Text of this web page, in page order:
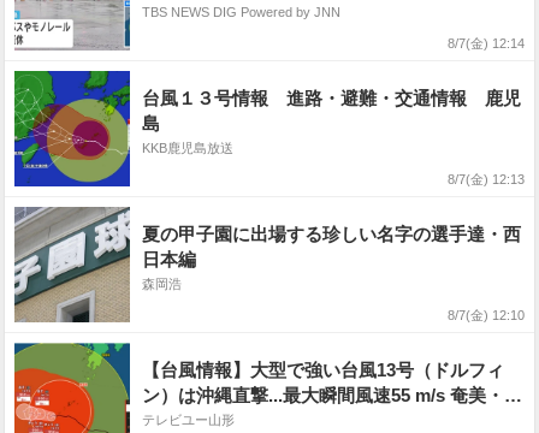
航・路線バスやモノレールが終日運休 8日朝
にかけて線状降水帯が発生するおそれも
TBS NEWS DIG Powered by JNN
8/7(金) 12:14
台風１３号情報 進路・避難・交通情報 鹿児
島
KKB鹿児島放送
8/7(金) 12:13
夏の甲子園に出場する珍しい名字の選手達・西
日本編
森岡浩
8/7(金) 12:10
【台風情報】大型で強い台風13号（ドルフィ
ン）は沖縄直撃...最大瞬間風速55 m/s 奄美・沖
縄では暴風や高波などに厳重に警戒 線状降水
テレビユー山形